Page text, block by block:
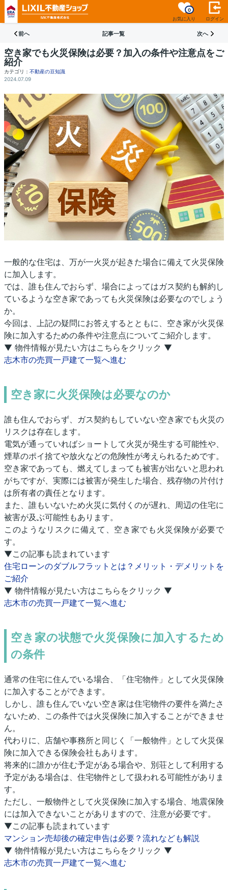
お気に入り
0
ログイン
前へ 記事一覧 次へ
空き家でも火災保険は必要？加入の条件や注意点をご
紹介
カテゴリ： 不動産の豆知識
2024.07.09
一般的な住宅は、万が一火災が起きた場合に備えて火災保険
に加入します。
では、誰も住んでおらず、場合によってはガス契約も解約し
ているような空き家であっても火災保険は必要なのでしょう
か。
今回は、上記の疑問にお答えするとともに、空き家が火災保
険に加入するための条件や注意点についてご紹介します。
▼ 物件情報が見たい方はこちらをクリック ▼
志木市の売買一戸建て一覧へ進む
空き家に火災保険は必要なのか
誰も住んでおらず、ガス契約もしていない空き家でも火災の
リスクは存在します。
電気が通っていればショートして火災が発生する可能性や、
煙草のポイ捨てや放火などの危険性が考えられるためです。
空き家であっても、燃えてしまっても被害が出ないと思われ
がちですが、実際には被害が発生した場合、残存物の片付け
は所有者の責任となります。
また、誰もいないため火災に気付くのが遅れ、周辺の住宅に
被害が及ぶ可能性もあります。
このようなリスクに備えて、空き家でも火災保険が必要で
す。
▼この記事も読まれています
住宅ローンのダブルフラットとは？メリット・デメリットを
ご紹介
▼ 物件情報が見たい方はこちらをクリック ▼
志木市の売買一戸建て一覧へ進む
空き家の状態で火災保険に加入するため
の条件
通常の住宅に住んでいる場合、「住宅物件」として火災保険
に加入することができます。
しかし、誰も住んでいない空き家は住宅物件の要件を満たさ
ないため、この条件では火災保険に加入することができませ
ん。
代わりに、店舗や事務所と同じく「一般物件」として火災保
険に加入できる保険会社もあります。
将来的に誰かが住む予定がある場合や、別荘として利用する
予定がある場合は、住宅物件として扱われる可能性がありま
す。
ただし、一般物件として火災保険に加入する場合、地震保険
には加入できないことがありますので、注意が必要です。
▼この記事も読まれています
マンション売却後の確定申告は必要？流れなども解説
▼ 物件情報が見たい方はこちらをクリック ▼
志木市の売買一戸建て一覧へ進む